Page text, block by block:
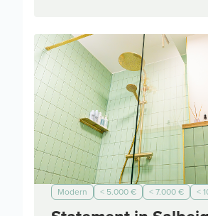
Modern < 5.000 € < 7.000 € <